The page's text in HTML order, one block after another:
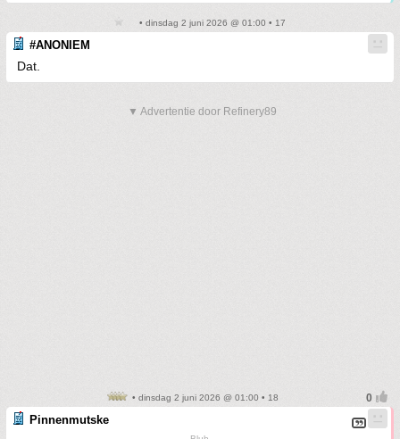
• dinsdag 2 juni 2026 @ 01:00 • 17
#ANONIEM
Dat.
▼ Advertentie door Refinery89
• dinsdag 2 juni 2026 @ 01:00 • 18
Pinnenmutske